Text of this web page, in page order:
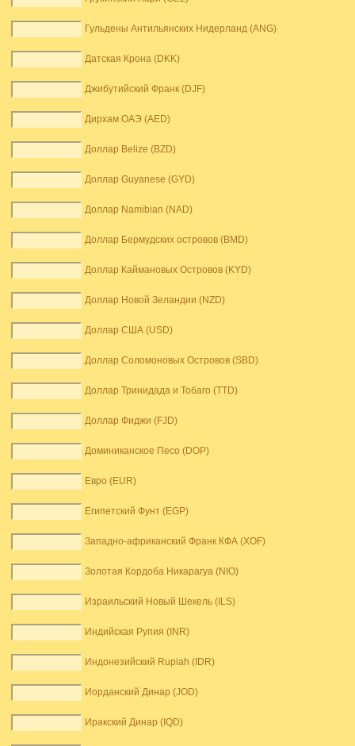
Гульдены Антильянских Нидерланд (ANG)
Датская Крона (DKK)
Джибутийский Франк (DJF)
Дирхам ОАЭ (AED)
Доллар Belize (BZD)
Доллар Guyanese (GYD)
Доллар Namibian (NAD)
Доллар Бермудских островов (BMD)
Доллар Каймановых Островов (KYD)
Доллар Новой Зеландии (NZD)
Доллар США (USD)
Доллар Соломоновых Островов (SBD)
Доллар Тринидада и Тобаго (TTD)
Доллар Фиджи (FJD)
Доминиканское Песо (DOP)
Евро (EUR)
Египетский Фунт (EGP)
Западно-африканский Франк КФА (XOF)
Золотая Кордоба Никарагуа (NIO)
Израильский Новый Шекель (ILS)
Индийская Рупия (INR)
Индонезийский Rupiah (IDR)
Иорданский Динар (JOD)
Иракский Динар (IQD)